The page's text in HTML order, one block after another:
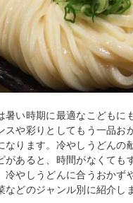
暑い時期に最適なこどもに
スや彩りとしてもう一品お
なります。冷やしうどんの
があると、時間がなくても
冷やしうどんに合うおかず
などのジャンル別に紹介し